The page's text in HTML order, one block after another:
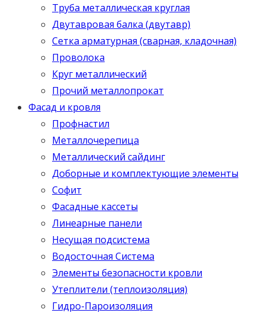
Труба металлическая круглая
Двутавровая балка (двутавр)
Сетка арматурная (сварная, кладочная)
Проволока
Круг металлический
Прочий металлопрокат
Фасад и кровля
Профнастил
Металлочерепица
Металлический сайдинг
Доборные и комплектующие элементы
Софит
Фасадные кассеты
Линеарные панели
Несущая подсистема
Водосточная Система
Элементы безопасности кровли
Утеплители (теплоизоляция)
Гидро-Пароизоляция